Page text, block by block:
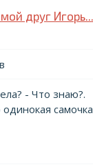
друг Игорь...
- Что знаю?.